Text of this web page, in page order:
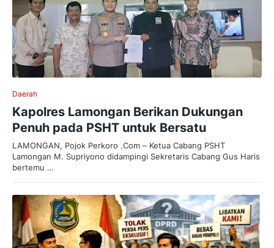
Daerah
Kapolres Lamongan Berikan Dukungan
Penuh pada PSHT untuk Bersatu
LAMONGAN, Pojok Perkoro .Com – Ketua Cabang PSHT
Lamongan M. Supriyono didampingi Sekretaris Cabang Gus Haris
bertemu …